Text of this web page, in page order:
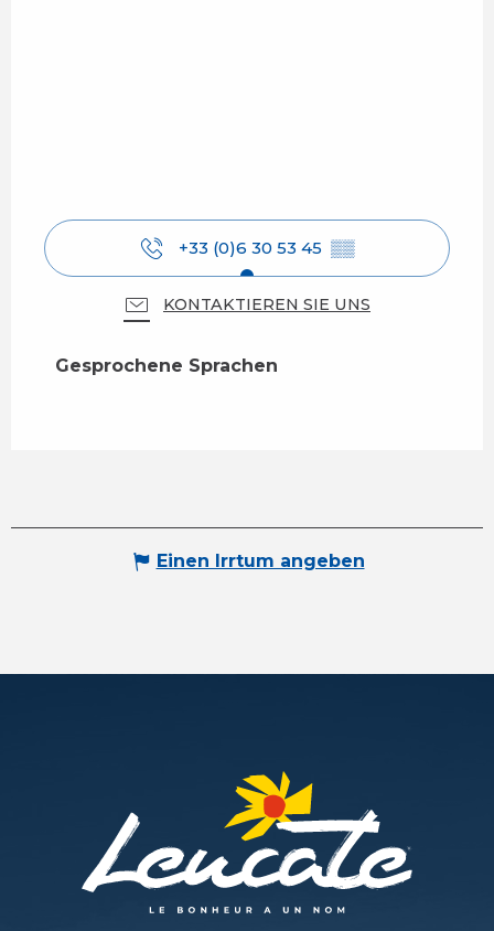
+33 (0)6 30 53 45 ▒▒
KONTAKTIEREN SIE UNS
Gesprochene Sprachen
Gesprochene Sprachen
Einen Irrtum angeben